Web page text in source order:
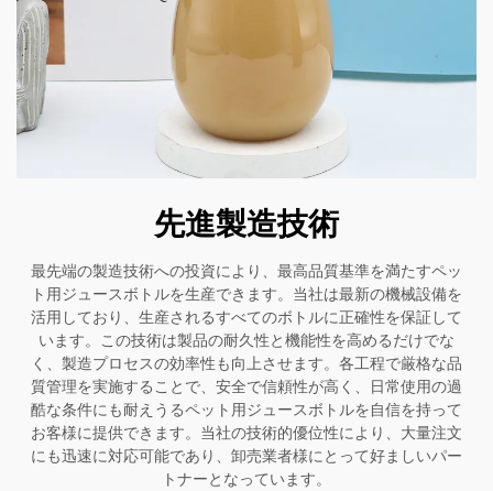
先進製造技術
最先端の製造技術への投資により、最高品質基準を満たすペッ
ト用ジュースボトルを生産できます。当社は最新の機械設備を
活用しており、生産されるすべてのボトルに正確性を保証して
います。この技術は製品の耐久性と機能性を高めるだけでな
く、製造プロセスの効率性も向上させます。各工程で厳格な品
質管理を実施することで、安全で信頼性が高く、日常使用の過
酷な条件にも耐えうるペット用ジュースボトルを自信を持って
お客様に提供できます。当社の技術的優位性により、大量注文
にも迅速に対応可能であり、卸売業者様にとって好ましいパー
トナーとなっています。